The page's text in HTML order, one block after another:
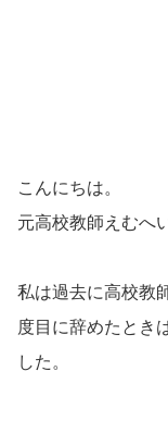
こんにちは。
元高校教師えむへ
私は過去に高校教
度目に辞めたとき
した。